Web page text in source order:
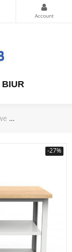
BIUR
-27%